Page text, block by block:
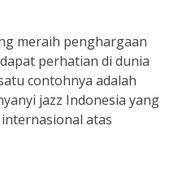
meraih penghargaan
perhatian di dunia
contohnya adalah
jazz Indonesia yang
atas